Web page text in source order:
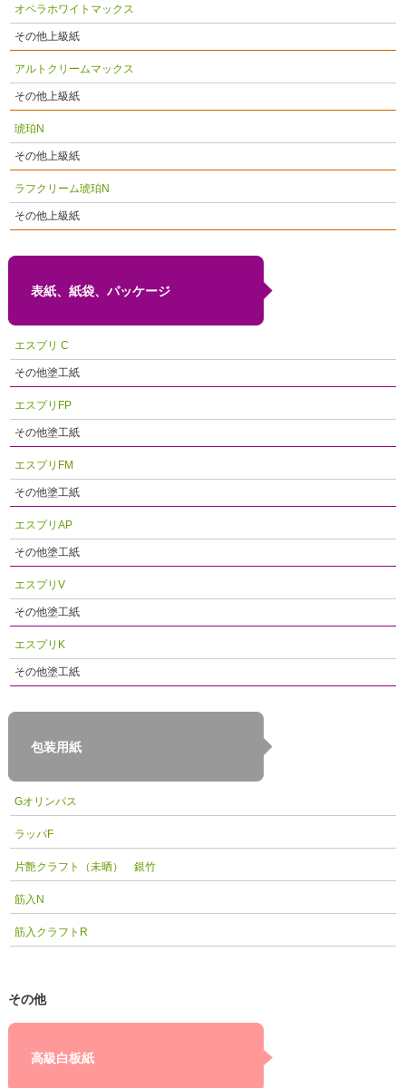
オペラホワイトマックス
その他上級紙
アルトクリームマックス
その他上級紙
琥珀N
その他上級紙
ラフクリーム琥珀N
その他上級紙
表紙、紙袋、パッケージ
エスプリ C
その他塗工紙
エスプリFP
その他塗工紙
エスプリFM
その他塗工紙
エスプリAP
その他塗工紙
エスプリV
その他塗工紙
エスプリK
その他塗工紙
包装用紙
Gオリンパス
ラッパF
片艶クラフト（未晒） 銀竹
筋入N
筋入クラフトR
その他
高級白板紙